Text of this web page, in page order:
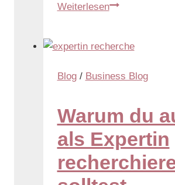
Weiterlesen
Blog/ Business Blog
Warum du
als Expertin